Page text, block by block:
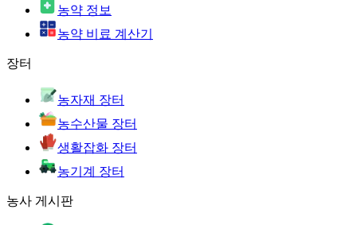
농약 정보
농약 비료 계산기
장터
농자재 장터
농수산물 장터
생활잡화 장터
농기계 장터
농사 게시판